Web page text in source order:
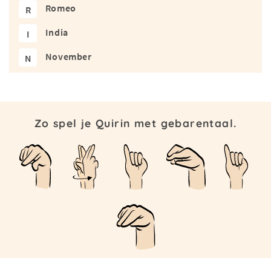
R Romeo
I India
N November
Zo spel je Quirin met gebarentaal.